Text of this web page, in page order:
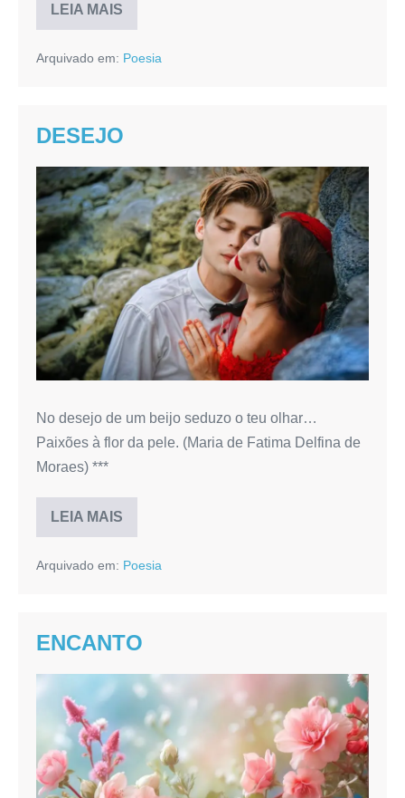
LEIA MAIS
SAUDADE
Arquivado em: Poesia
DESEJO
DESEJO
No desejo de um beijo seduzo o teu olhar…
Paixões à flor da pele. (Maria de Fatima Delfina de
Moraes) ***
LEIA MAIS
DESEJO
Arquivado em: Poesia
ENCANTO